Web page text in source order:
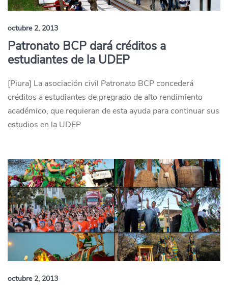
octubre 2, 2013
Patronato BCP dará créditos a
estudiantes de la UDEP
[Piura] La asociación civil Patronato BCP concederá
créditos a estudiantes de pregrado de alto rendimiento
académico, que requieran de esta ayuda para continuar sus
estudios en la UDEP
octubre 2, 2013